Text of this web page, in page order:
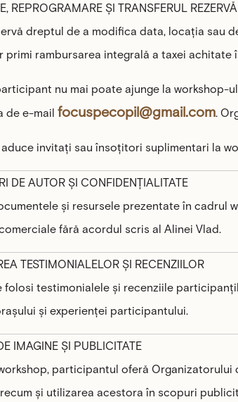
REPROGRAMARE ȘI TRANSFERUL
dreptul de a modifica data, locația sau
rambursarea integrală a taxei
nu mai poate ajunge la
de e-mail focuspecopil@gmail.com.
invitați sau însoțitori suplimentari la
DE AUTOR ȘI CONFIDENȚIALITATE
și resursele prezentate în
fără acordul scris al Alinei Vlad.
TESTIMONIALELOR ȘI RECENZIILOR
folosi testimonialele și recenziile
și experienței participantului.
IMAGINE ȘI PUBLICITATE
participantul oferă
și utilizarea acestora în scopuri